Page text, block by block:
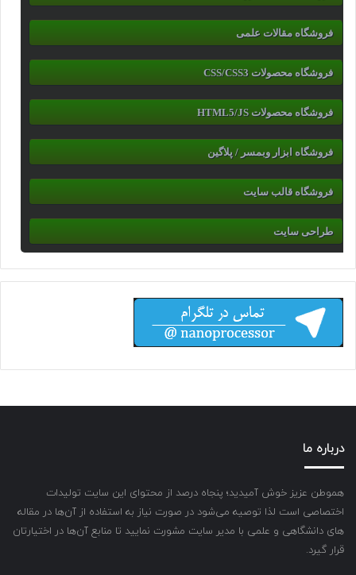
فروشگاه مقالات علمی
فروشگاه محصولات CSS/CSS3
فروشگاه محصولات HTML5/JS
فروشگاه ابزار وبمسر / پلاگین
فروشگاه قالب سایت
طراحی سایت
درباره ما
هموطن عزیز خوش آمیدید؛ پنجاه درصد از محتوای این سایت تولیدات
اختصاصی است لذا توصیه می‌شود در صورت نیاز به استفاده از آن‌ها در مقاله
های دانشگاهی و علمی با مدیر سایت مشورت نمایید تا منابع آن‌ها در اختیارتان
قرار گیرد.